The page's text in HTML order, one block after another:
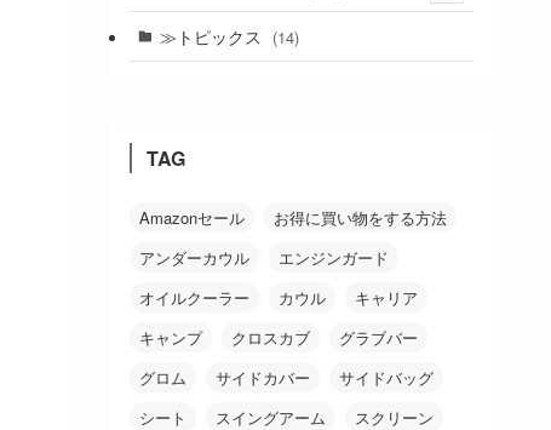
(38)
≫トピックス (14)
TAG
Amazonセール
お得に買い物をする方法
アンダーカウル
エンジンガード
オイルクーラー
カウル
キャリア
キャンプ
クロスカブ
グラブバー
グロム
サイドカバー
サイドバッグ
シート
スイングアーム
スクリーン